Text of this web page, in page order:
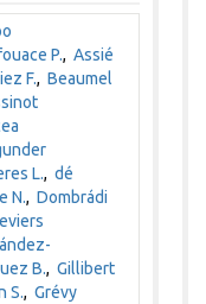
P.,Assié
F.,Beaumel
L.,dé
N.,Dombrádi
B.,Gillibert
S.,Grévy